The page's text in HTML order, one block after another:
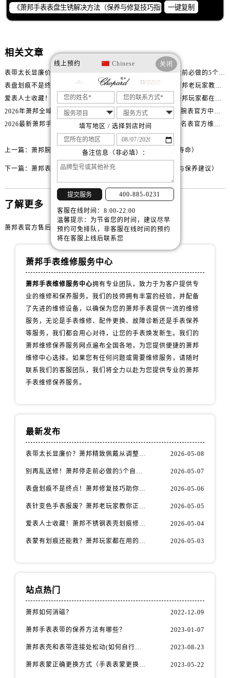
山西省朔州市朔城区怡西路与鄯阳西街交汇处萧邦售后服务中心（需提前预约）
山西省忻州市忻府区和平东街与七一南路交叉口萧邦售后服务中心（需提前预约）
安徽省蚌埠市蚌山区淮河路萧邦售后服务中心（需提前预约）
福建省南平市建阳区人民西路萧邦售后服务中心（需提前预约）
江苏省南京市秦淮区中山南路1号南京中心22层22-C1-C3室萧邦售后服务中心（需提前预约）
江苏省徐州市鼓楼区淮海东路29号苏宁广场IFC国际金融中心35层3508室萧邦售后服务中心（需提前预约）
一键复制
相关文章
别再乱送修！萧邦停走前必做的5个自检步骤
表盘划痕不是终点！萧邦修复技巧助你重拾自信
表针变色手表报废？萧邦老玩家教你正确应对
表蒙有划痕还能救？萧邦玩家都在用的修复方法
2026年萧邦全域售后服务服务网络迭代升级公告（最新电话及地址）
2026最新Chopard萧邦腕表官方中心网点地址实地探访报告
2026最新萧邦手表官方维修保养点地址考察报告
2026最新Chopard萧邦名表官方维修服务点地址调研报告
上一篇： 萧邦腕表进灰了处理方法盘点（正确保养延长使用寿命）
下一篇： 萧邦表针不走了处理方法大全（手表故障解决技巧与保养建议）
了解更多
萧邦表官方售后网点
萧邦手表维修服务中心
萧邦手表维修服务中心拥有专业团队，致力于为客户提供专
业的维修和保养服务。我们的技师拥有丰富的经验，并配备
了先进的维修设备，以确保为您的萧邦手表提供一流的维修
服务，无论是手表维修、配件更换、故障诊断还是手表保养
等服务，我们都会用心对待，让您的手表焕发新生。我们的
萧邦维修保养服务网点遍布全国各地，为您提供便捷的萧邦
维修中心选择。如果您有任何问题或需要维修服务，请随时
联系我们的客服团队，我们将全力以赴为您提供专业的萧邦
手表维修保养服务。
最新发布
表带太长显廉价？萧邦精致佩戴从调整开始！ 2026-05-08
别再乱送修！萧邦停走前必做的5个自检步骤 2026-05-07
表盘划痕不是终点！萧邦修复技巧助你重拾自信 2026-05-06
表针变色手表报废？萧邦老玩家教你正确应对 2026-05-05
爱表人士收藏！萧邦不锈钢表壳划痕修复指南 2026-05-04
表蒙有划痕还能救？萧邦玩家都在用的修复方法 2026-05-03
站点热门
萧邦如何消磁？ 2022-12-09
萧邦手表表带的保养方法有哪些？ 2023-01-07
萧邦表壳和表带连接处松动(如何自行修复) 2023-08-23
萧邦表蒙正确更换方式（手表表蒙更换知识） 2023-05-22
线上预约 Chinese 关闭
填写地区 / 选择到店时间
备注信息（非必填）：
提交服务 400-885-0231
客服在线时间：8:00-22:00
温馨提示：为节省您的时间，建议尽早
预约可免排队，非客服在线时间的预约
将在客服上线后联系您